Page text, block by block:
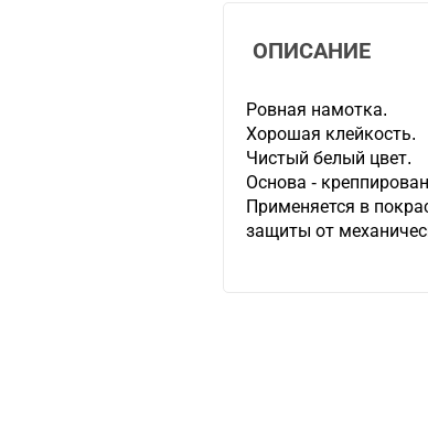
ОПИСАНИЕ
Ровная намотка.
Хорошая клейкость.
Чистый белый цвет.
Основа -
Применяется в
защиты от